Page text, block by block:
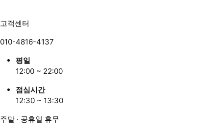
고객센터
010-4816-4137
평일
12:00 ~ 22:00
점심시간
12:30 ~ 13:30
주말 · 공휴일 휴무